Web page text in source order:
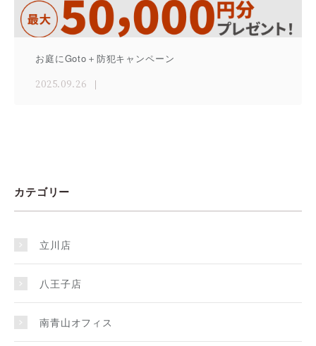
お庭にGoto＋防犯キャンペーン
2025.09.26
カテゴリー
立川店
八王子店
南青山オフィス